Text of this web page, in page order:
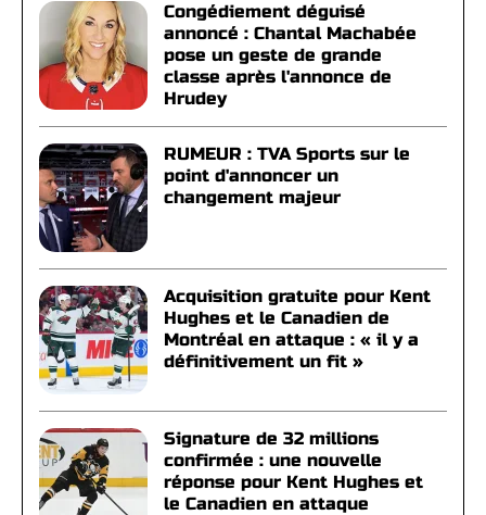
Congédiement déguisé
annoncé : Chantal Machabée
pose un geste de grande
classe après l'annonce de
Hrudey
RUMEUR : TVA Sports sur le
point d'annoncer un
changement majeur
Acquisition gratuite pour Kent
Hughes et le Canadien de
Montréal en attaque : « il y a
définitivement un fit »
Signature de 32 millions
confirmée : une nouvelle
réponse pour Kent Hughes et
le Canadien en attaque